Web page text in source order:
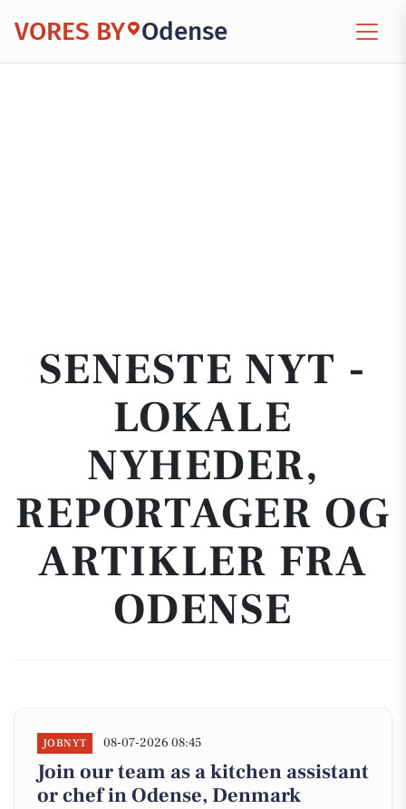
VORES BY Odense
SENESTE NYT -
LOKALE
NYHEDER,
REPORTAGER OG
ARTIKLER FRA
ODENSE
JOBNYT 08-07-2026 08:45
Join our team as a kitchen assistant
or chef in Odense, Denmark